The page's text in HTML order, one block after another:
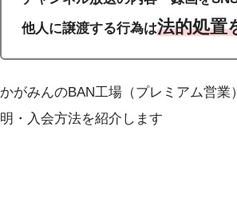
他人に譲渡する行為は法的処置
かがみんのBAN工場（プレミアム営
明・入会方法を紹介します